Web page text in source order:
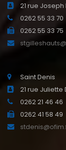
21 rue Joseph
0262 55 33 70
0262 55 33 75
Saint Denis
21 rue Juliette
0262 21 46 46
0262 41 58 49